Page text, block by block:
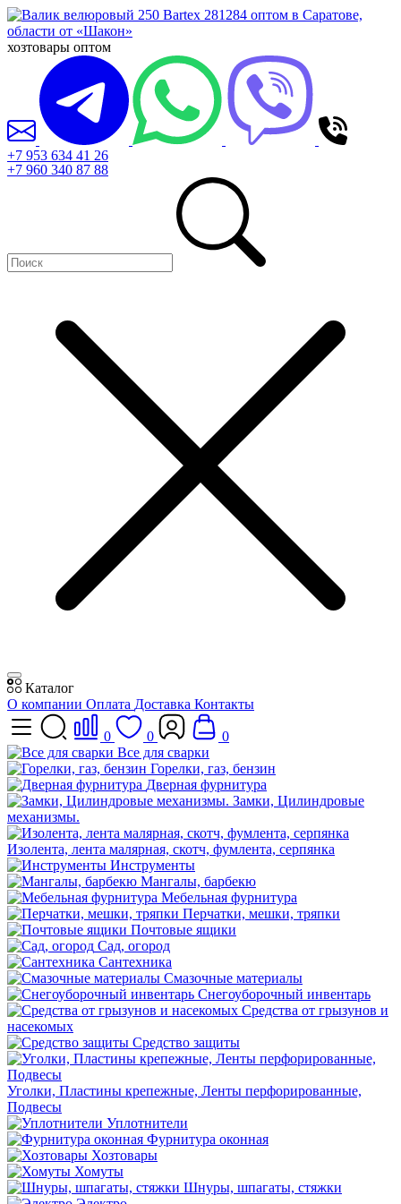
хозтовары оптом
+7 953 634 41 26
+7 960 340 87 88
Каталог
О компании Оплата Доставка Контакты
0 0
0
Все для сварки
Горелки, газ, бензин
Дверная фурнитура
Замки, Цилиндровые
механизмы.
Изолента, лента малярная, скотч, фумлента, серпянка
Инструменты
Мангалы, барбекю
Мебельная фурнитура
Перчатки, мешки, тряпки
Почтовые ящики
Сад, огород
Сантехника
Смазочные материалы
Снегоуборочный инвентарь
Средства от грызунов и
насекомых
Средство защиты
Уголки, Пластины крепежные, Ленты перфорированные,
Подвесы
Уплотнители
Фурнитура оконная
Хозтовары
Хомуты
Шнуры, шпагаты, стяжки